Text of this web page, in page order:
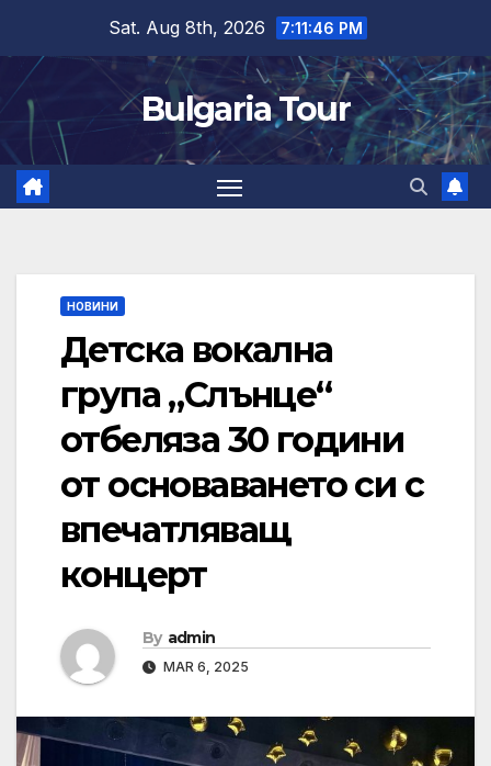
content
Sat. Aug 8th, 2026 7:11:47 PM
Bulgaria Tour
НОВИНИ
Детска вокална
група „Слънце“
отбеляза 30 години
от основаването си с
впечатляващ
концерт
By admin
MAR 6, 2025